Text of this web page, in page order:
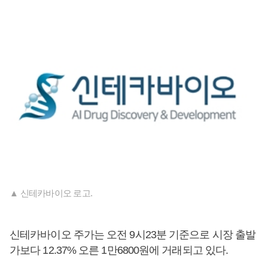
▲ 신테카바이오 로고.
신테카바이오 주가는 오전 9시23분 기준으로 시장 출발
가보다 12.37% 오른 1만6800원에 거래되고 있다.